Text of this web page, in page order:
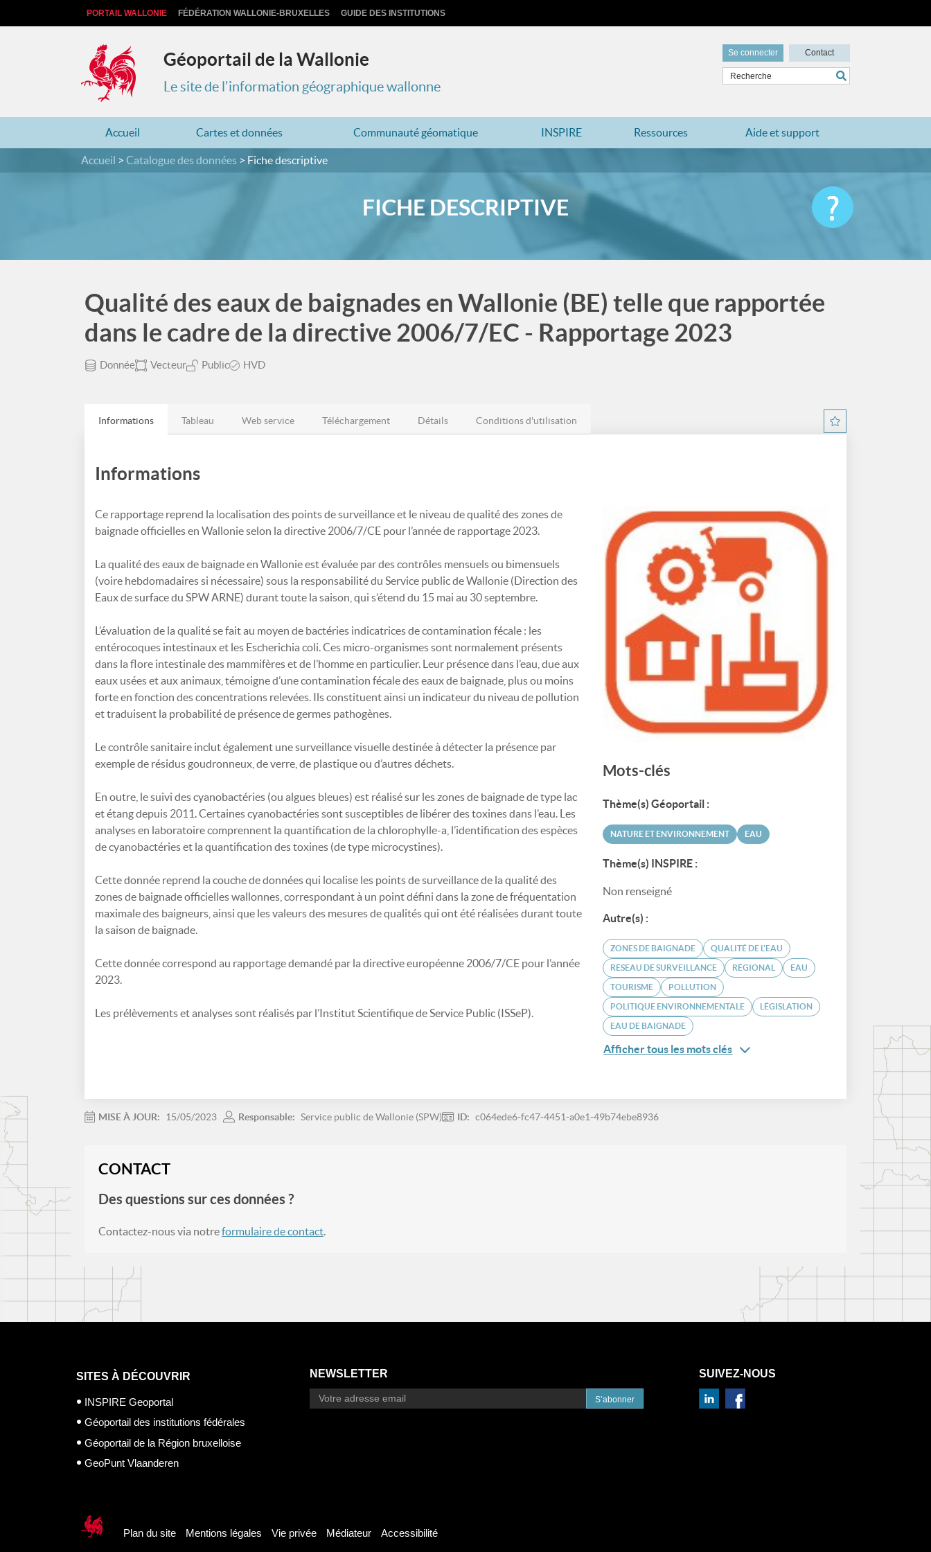
PORTAIL WALLONIE FÉDÉRATION WALLONIE-BRUXELLES GUIDE DES INSTITUTIONS
Géoportail de la Wallonie
Le site de l'information géographique wallonne
Se connecter Contact
Accueil Cartes et données Communauté géomatique INSPIRE Ressources Aide et support
Accueil Catalogue des données Fiche descriptive
FICHE DESCRIPTIVE
Qualité des eaux de baignades en Wallonie (BE) telle que rapportée
dans le cadre de la directive 2006/7/EC - Rapportage 2023
Donnée Vecteur Public HVD
Informations Tableau Web service Téléchargement Détails Conditions d'utilisation
Informations
Ce rapportage reprend la localisation des points de surveillance et le niveau de qualité des zones de
baignade officielles en Wallonie selon la directive 2006/7/CE pour l’année de rapportage 2023.
La qualité des eaux de baignade en Wallonie est évaluée par des contrôles mensuels ou bimensuels
(voire hebdomadaires si nécessaire) sous la responsabilité du Service public de Wallonie (Direction des
Eaux de surface du SPW ARNE) durant toute la saison, qui s’étend du 15 mai au 30 septembre.
L’évaluation de la qualité se fait au moyen de bactéries indicatrices de contamination fécale : les
entérocoques intestinaux et les Escherichia coli. Ces micro-organismes sont normalement présents
dans la flore intestinale des mammifères et de l’homme en particulier. Leur présence dans l’eau, due aux
eaux usées et aux animaux, témoigne d’une contamination fécale des eaux de baignade, plus ou moins
forte en fonction des concentrations relevées. Ils constituent ainsi un indicateur du niveau de pollution
et traduisent la probabilité de présence de germes pathogènes.
Le contrôle sanitaire inclut également une surveillance visuelle destinée à détecter la présence par
exemple de résidus goudronneux, de verre, de plastique ou d’autres déchets.
En outre, le suivi des cyanobactéries (ou algues bleues) est réalisé sur les zones de baignade de type lac
et étang depuis 2011. Certaines cyanobactéries sont susceptibles de libérer des toxines dans l’eau. Les
analyses en laboratoire comprennent la quantification de la chlorophylle-a, l’identification des espèces
de cyanobactéries et la quantification des toxines (de type microcystines).
Cette donnée reprend la couche de données qui localise les points de surveillance de la qualité des
zones de baignade officielles wallonnes, correspondant à un point défini dans la zone de fréquentation
maximale des baigneurs, ainsi que les valeurs des mesures de qualités qui ont été réalisées durant toute
la saison de baignade.
Cette donnée correspond au rapportage demandé par la directive européenne 2006/7/CE pour l’année
2023.
Les prélèvements et analyses sont réalisés par l’Institut Scientifique de Service Public (ISSeP).
Mots-clés
Thème(s) Géoportail :
NATURE ET ENVIRONNEMENT EAU
Thème(s) INSPIRE :
Non renseigné
Autre(s) :
ZONES DE BAIGNADE QUALITÉ DE L'EAU
RÉSEAU DE SURVEILLANCE RÉGIONAL EAU
TOURISME POLLUTION
POLITIQUE ENVIRONNEMENTALE LÉGISLATION
EAU DE BAIGNADE
Afficher tous les mots clés
MISE À JOUR: 15/05/2023 Responsable: Service public de Wallonie (SPW) ID: c064ede6-fc47-4451-a0e1-49b74ebe8936
CONTACT
Des questions sur ces données ?
Contactez-nous via notreformulaire de contact.
SITES À DÉCOUVRIR
INSPIRE Geoportal
Géoportail des institutions fédérales
Géoportail de la Région bruxelloise
GeoPunt Vlaanderen
NEWSLETTER
S’abonner
SUIVEZ-NOUS
Plan du site Mentions légales Vie privée Médiateur Accessibilité